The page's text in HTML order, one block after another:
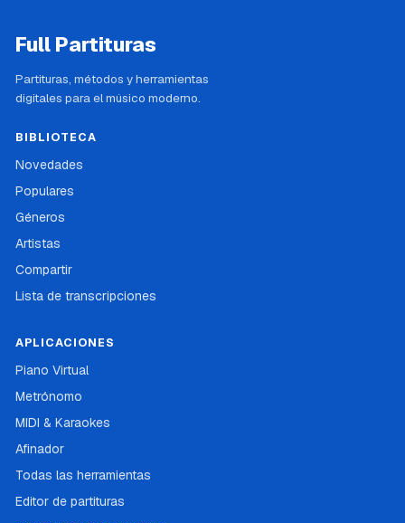
Full Partituras
Partituras, métodos y herramientas
digitales para el músico moderno.
BIBLIOTECA
Novedades
Populares
Géneros
Artistas
Compartir
Lista de transcripciones
APLICACIONES
Piano Virtual
Metrónomo
MIDI & Karaokes
Afinador
Todas las herramientas
Editor de partituras